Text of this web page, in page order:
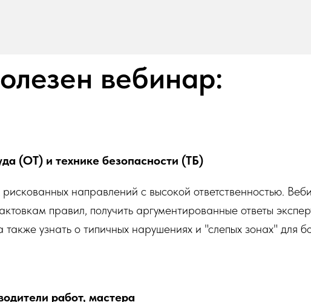
вебинар:
(ОТ) и технике безопасности (ТБ)
направлений с высокой ответственностью.
правил, получить аргументированные ответы
также узнать о типичных нарушениях и "слепых зонах" для
работ, мастера